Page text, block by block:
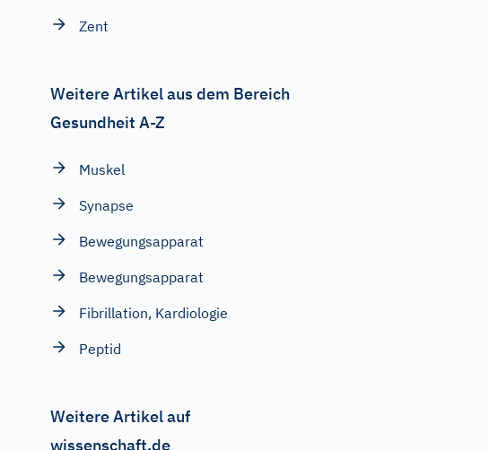
Zent
Weitere Artikel aus dem Bereich
Gesundheit A-Z
Muskel
Synapse
Bewegungsapparat
Bewegungsapparat
Fibrillation, Kardiologie
Peptid
Weitere Artikel auf
wissenschaft.de